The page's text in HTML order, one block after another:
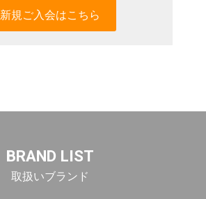
新規ご入会はこちら
BRAND LIST
取扱いブランド